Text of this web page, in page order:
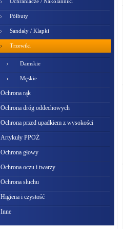
Półbuty
Sandały / Klapki
Trzewiki
Damskie
Męskie
Ochrona rąk
Ochrona dróg oddechowych
Ochrona przed upadkiem z wysokości
Artykuły PPOŻ
Ochrona głowy
Ochrona oczu i twarzy
Ochrona słuchu
Higiena i czystość
Inne